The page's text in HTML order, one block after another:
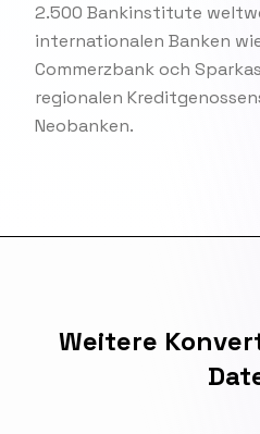
2.500 Bankinstitute
internationalen Banken
Commerzbank och
regionalen
Neobanken.
Weitere